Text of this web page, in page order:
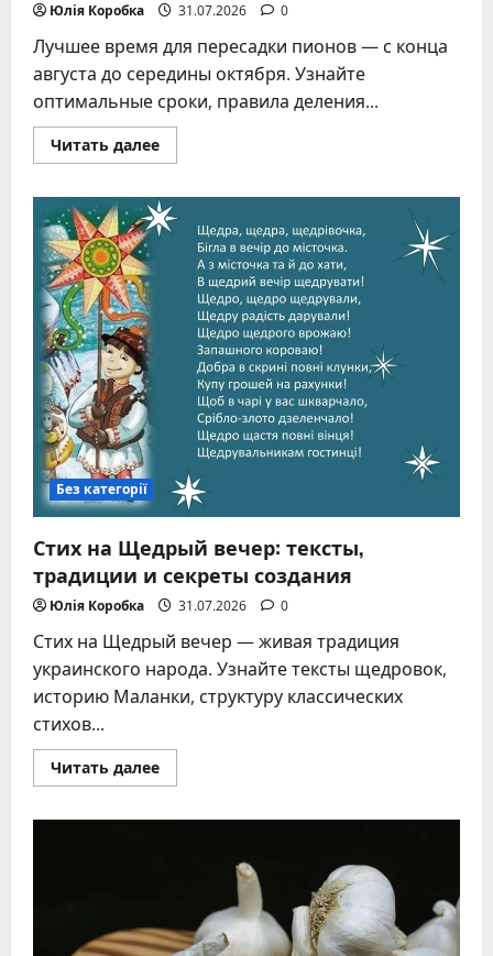
Юлія Коробка 31.07.2026 0
Лучшее время для пересадки пионов — с конца
августа до середины октября. Узнайте
оптимальные сроки, правила деления...
Читать далееПрочитать
больше
пересаживать
пионы:
сроки,
правила
секреты
Без категорії
Стих на Щедрый вечер: тексты,
традиции и секреты создания
Юлія Коробка 31.07.2026 0
Стих на Щедрый вечер — живая традиция
украинского народа. Узнайте тексты щедровок,
историю Маланки, структуру классических
стихов...
Читать далееПрочитать
больше
традиции
секреты
создания